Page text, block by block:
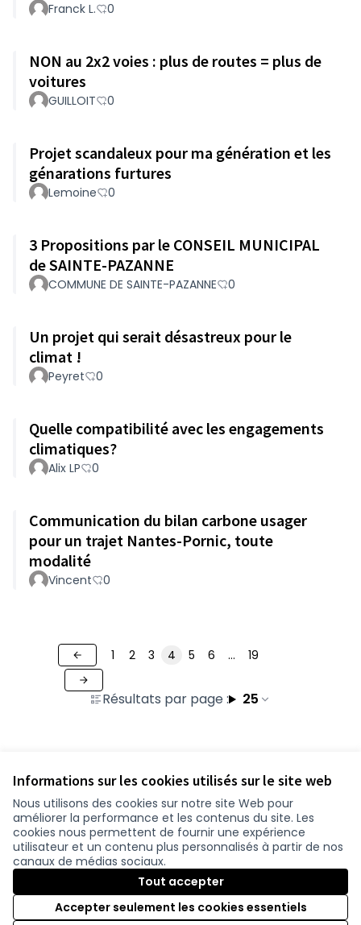
Informations sur les cookies utilisés sur le site web
Nous utilisons des cookies sur notre site Web pour
améliorer la performance et les contenus du site. Les
cookies nous permettent de fournir une expérience
utilisateur et un contenu plus personnalisés à partir de nos
canaux de médias sociaux.
Tout accepter
Accepter seulement les cookies essentiels
Franck L. 0
NON au 2x2 voies : plus de routes = plus de
voitures
GUILLOIT 0
Projet scandaleux pour ma génération et les
génarations furtures
Lemoine 0
3 Propositions par le CONSEIL MUNICIPAL
de SAINTE-PAZANNE
COMMUNE DE SAINTE-PAZANNE 0
Un projet qui serait désastreux pour le
climat !
Peyret 0
Quelle compatibilité avec les engagements
climatiques?
Alix LP 0
Communication du bilan carbone usager
pour un trajet Nantes-Pornic, toute
modalité
Vincent 0
Résultats par page : 25
1 2 3 4 5 6 … 19
Conditions d'utilisation
Paramètres des cookies
participer.loire-atlantique.fr sur Facebook
(Nouvelle fenêtre)
participer.loire-atlantique.fr sur Instagram
(Nouvelle fenêtre)
participer.loire-atlantique.fr sur YouTube
(Nouvelle fenêtre)